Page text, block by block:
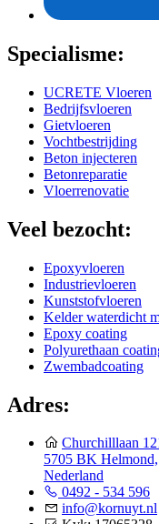
Specialisme:
UCRETE Vloeren
Bedrijfsvloeren
Gietvloeren
Vochtbestrijding
Beton injecteren
Betonreparatie
Vloerrenovatie
Veel bezocht:
Epoxyvloeren
Industrievloeren
Kunststofvloeren
Kelder waterdicht
Epoxy coating
Polyurethaan
Zwembadcoating
Adres:
Churchilllaan
5705 BK Helmond,
Nederland
0492 - 534 596
info@kornuyt.nl